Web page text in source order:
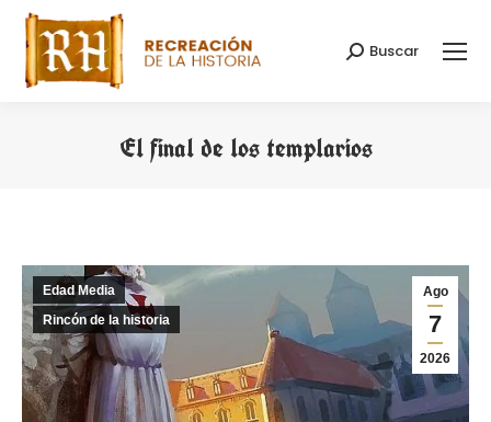
Buscar:
Buscar
El final de los templarios
Ago
7
2026
Edad Media
Rincón de la historia